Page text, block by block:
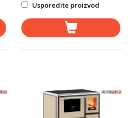
Usporedite proizvod